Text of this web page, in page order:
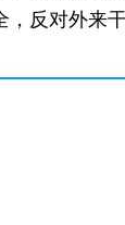
，反对外来